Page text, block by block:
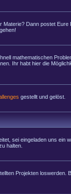
Dann postet Eure
mathematischen
Ihr habt hier die
gestellt und gelöst.
sei eingeladen uns ein
halten.
Projekten loswerden.